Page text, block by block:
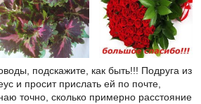
подскажите, как быть!!! Подруга из
и просит прислать ей по почте,
точно, сколько примерно расстояние